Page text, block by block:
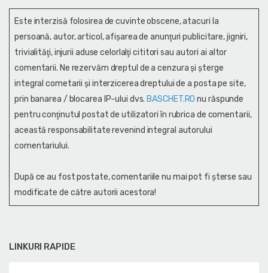
LINKURI RAPIDE
Este interzisă folosirea de cuvinte obscene, atacuri la
persoană, autor, articol, afişarea de anunţuri publicitare, jigniri,
trivialităţi, injurii aduse celorlalţi cititori sau autori ai altor
comentarii. Ne rezervăm dreptul de a cenzura și şterge
integral cometarii și interzicerea dreptului de a posta pe site,
prin banarea / blocarea IP-ului dvs. BASCHET.RO nu răspunde
pentru conţinutul postat de utilizatori în rubrica de comentarii,
această responsabilitate revenind integral autorului
comentariului.
După ce au fost postate, comentariile nu mai pot fi șterse sau
modificate de către autorii acestora!